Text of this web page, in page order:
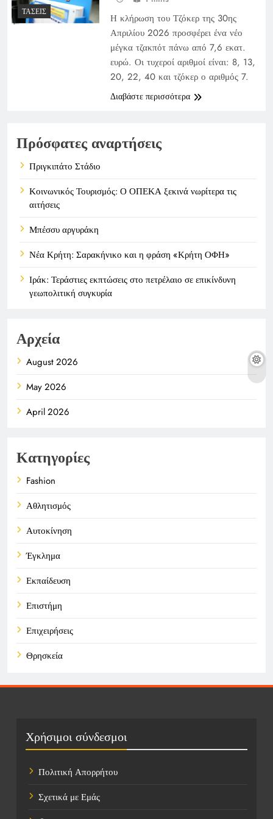
ΤΆΣΕΙΣ
Η κλήρωση του Τζόκερ της 30ης
Απριλίου 2026 προσφέρει ένα νέο
μέγκα τζακπότ πάνω από 7,6 εκατ.
ευρώ. Οι τυχεροί αριθμοί είναι: 8, 13,
20, 22, 40 και τζόκερ ο αριθμός 7.
Διαβάστε περισσότερα
Πρόσφατες αναρτήσεις
Πριγκιπάτο Στάδιο
Κοινωνικός Τουρισμός: Ο ΟΠΕΚΑ ξεκινά νωρίτερα τις
αιτήσεις
Μπέσσυ αργυράκη
Νέα Κρήτη: Σαρακήνικο και η φράση «Κρήτη ΟΦΗ»
Ιράκ: Τεράστιες εκπτώσεις στο πετρέλαιο σε επικίνδυνη
γεωπολιτική συγκυρία
Αρχεία
August 2026
May 2026
April 2026
Κατηγορίες
Fashion
Αθλητισμός
Αυτοκίνηση
Έγκλημα
Εκπαίδευση
Επιστήμη
Επιχειρήσεις
Θρησκεία
Πολιτική
Τοποθεσίες
Χρήσιμοι σύνδεσμοι
Πολιτική Απορρήτου
Σχετικά με Εμάς